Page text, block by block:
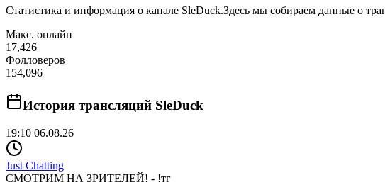
Статистика и информация о канале SleDuck.Здесь мы собираем данные о
Макс. онлайн
17,426
Фолловеров
154,096
История трансляций SleDuck
19:10 06.08.26
Just Chatting
СМОТРИМ НА ЗРИТЕЛЕЙ! - !тг